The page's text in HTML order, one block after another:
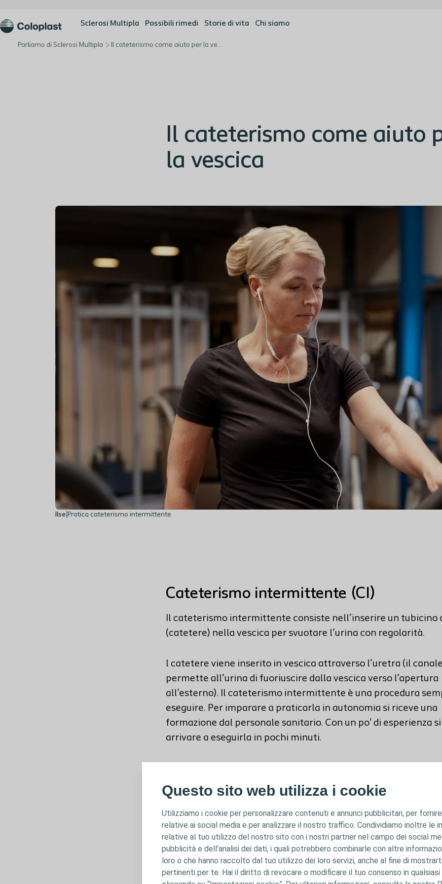
Questo sito web utilizza i cookie
Utilizziamo i cookie per personalizzare contenuti e annunci pubblicitari, per
relative ai social media e per analizzare il nostro traffico. Condividiamo inoltre le
relative al tuo utilizzo del nostro sito con i nostri partner nel campo dei social
pubblicità e dell’analisi dei dati, i quali potrebbero combinarle con altre
loro o che hanno raccolto dal tuo utilizzo dei loro servizi, anche al fine di
pertinenti per te. Hai il diritto di revocare o modificare il tuo consenso in
Sclerosi Multipla Possibili rimedi Storie di vita Chi siamo
Parliamo di Sclerosi Multipla Il cateterismo come aiuto per la vescica
Il cateterismo come aiuto
la vescica
Ilse Pratica cateterismo intermittente
Cateterismo intermittente (CI)
Il cateterismo intermittente consiste nell’inserire un tubicino
(catetere) nella vescica per svuotare l’urina con regolarità.
l catetere viene inserito in vescica attraverso l’uretra (il
permette all’urina di fuoriuscire dalla vescica verso l’apertura
all’esterno). Il cateterismo intermittente è una procedura
eseguire. Per imparare a praticarla in autonomia si riceve una
formazione dal personale sanitario. Con un po' di esperienza
arrivare a eseguirla in pochi minuti.
permettono all’urina di entrare nel tubicino, svuotando così la
In caso di vescica neurogena, il cateterismo intermittente
aiutarti a riacquistare un maggiore controllo sulla tua vescica.
intermittenti vengono inseriti solo per il tempo necessario a
vescica, per poi essere rimossi e buttati via.